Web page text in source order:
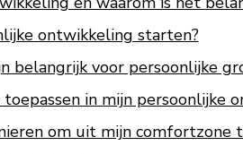
ontwikkeling starten?
belangrijk voor persoonlijke
in mijn persoonlijke
om uit mijn comfortzone